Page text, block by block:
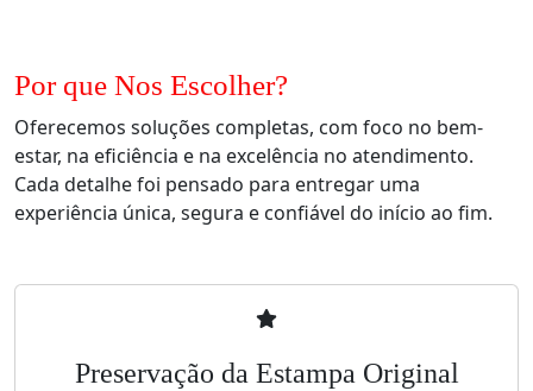
Por que Nos Escolher?
Oferecemos soluções completas, com foco no bem-
estar, na eficiência e na excelência no atendimento.
Cada detalhe foi pensado para entregar uma
experiência única, segura e confiável do início ao fim.
Preservação da Estampa Original